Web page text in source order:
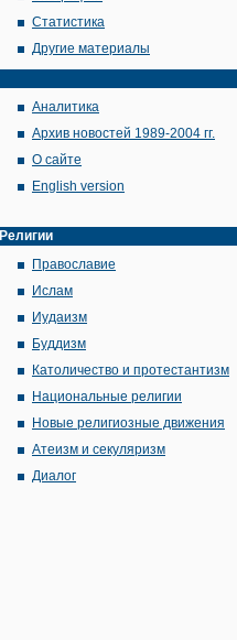
Статистика
Другие материалы
Аналитика
Архив новостей 1989-2004 гг.
О сайте
English version
Религии
Православие
Ислам
Иудаизм
Буддизм
Католичество и протестантизм
Национальные религии
Новые религиозные движения
Атеизм и секуляризм
Диалог